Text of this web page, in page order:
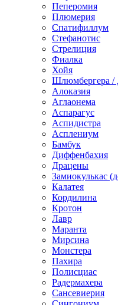
Пеперомия
Плюмерия
Спатифиллум
Стефанотис
Стрелиция
Фиалка
Хойя
Шлюмбергера /
Алоказия
Аглаонема
Аспарагус
Аспидистра
Асплениум
Бамбук
Диффенбахия
Драцены
Замиокулькас
Калатея
Кордилина
Кротон
Лавр
Маранта
Мирсина
Монстера
Пахира
Полисциас
Радермахера
Сансевиерия